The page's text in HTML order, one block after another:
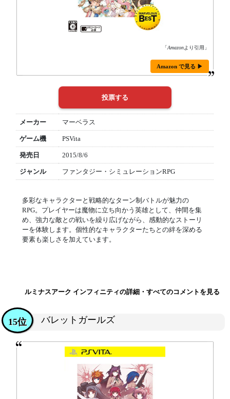
「Amazonより引用」
Amazon で見る ▶
メーカー マーベラス
ゲーム機 PSVita
発売日 2015/8/6
ジャンル ファンタジー・シミュレーションRPG
多彩なキャラクターと戦略的なターン制バトルが魅力の
RPG。プレイヤーは魔物に立ち向かう英雄として、仲間を集
め、強力な敵との戦いを繰り広げながら、感動的なストーリ
ーを体験します。個性的なキャラクターたちとの絆を深める
要素も楽しさを加えています。
ルミナスアーク インフィニティの詳細・すべてのコメントを見る
バレットガールズ
15位